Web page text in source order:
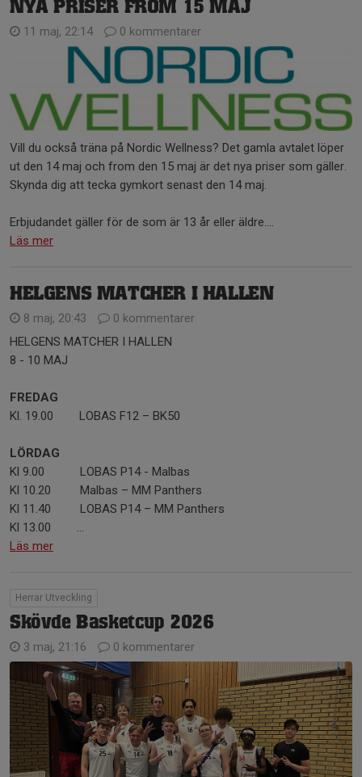
NYA PRISER FROM 15 MAJ
11 maj, 22:14 0 kommentarer
Vill du också träna på Nordic Wellness? Det gamla avtalet löper
ut den 14 maj och from den 15 maj är det nya priser som gäller.
Skynda dig att tecka gymkort senast den 14 maj.
Erbjudandet gäller för de som är 13 år eller äldre....
Läs mer
HELGENS MATCHER I HALLEN
8 maj, 20:43
0 kommentarer
HELGENS MATCHER I HALLEN
8 - 10 MAJ
FREDAG
Kl. 19.00 LOBAS F12 – BK50
LÖRDAG
Kl 9.00 LOBAS P14 - Malbas
Kl 10.20 Malbas – MM Panthers
Kl 11.40 LOBAS P14 – MM Panthers
Kl 13.00 ...
Läs mer
Herrar Utveckling
Skövde Basketcup 2026
3 maj, 21:16 0 kommentarer